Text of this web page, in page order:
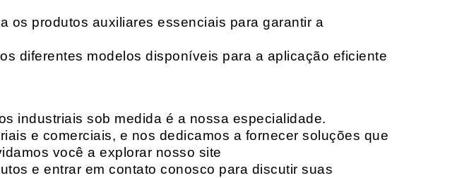
os produtos auxiliares essenciais para garantir a
diferentes modelos disponíveis para a aplicação eficiente
industriais sob medida é a nossa especialidade.
e comerciais, e nos dedicamos a fornecer soluções que
você a explorar nosso site
e entrar em contato conosco para discutir suas